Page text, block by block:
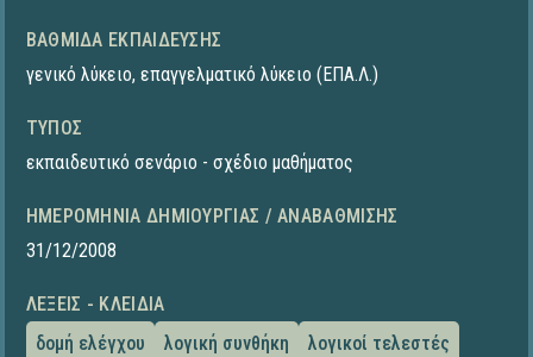
ΒΑΘΜΊΔΑ ΕΚΠΑΊΔΕΥΣΗΣ
γενικό λύκειο, επαγγελματικό λύκειο (ΕΠΑ.Λ.)
ΤΎΠΟΣ
εκπαιδευτικό σενάριο - σχέδιο μαθήματος
ΗΜΕΡΟΜΗΝΊΑ ΔΗΜΙΟΥΡΓΊΑΣ / ΑΝΑΒΆΘΜΙΣΗΣ
31/12/2008
ΛΈΞΕΙΣ - ΚΛΕΙΔΙΆ
δομή ελέγχου
λογική συνθήκη λογικοί τελεστές